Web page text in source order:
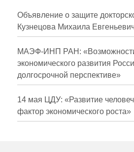
Публикации
Научная жизнь
Издания
Проблемы
О журнале
Объявление о защите
Кузнецова Михаила
МАЭФ-ИНП РАН: «Возможности
экономического развития
долгосрочной перспективе»
14 мая ЦДУ: «Развитие
фактор экономического роста»